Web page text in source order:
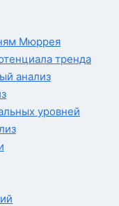
Мюррея
тренда
анализ
уровней